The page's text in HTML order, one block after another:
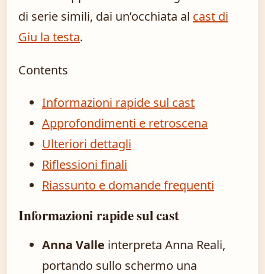
di serie simili, dai un’occhiata al cast di
Giu la testa.
Contents
Informazioni rapide sul cast
Approfondimenti e retroscena
Ulteriori dettagli
Riflessioni finali
Riassunto e domande frequenti
Informazioni rapide sul cast
Anna Valle interpreta Anna Reali,
portando sullo schermo una